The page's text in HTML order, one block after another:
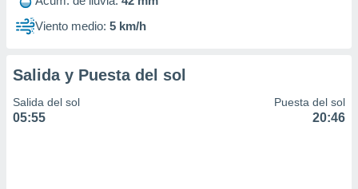
1199Viento medio: 5 km/h
Salida y Puesta del sol
Salida del sol
05:55
Puesta del sol
20:46